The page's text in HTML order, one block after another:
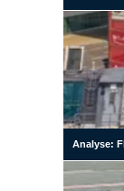
Analyse: